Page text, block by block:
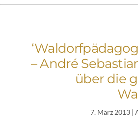
– André
über die
7. März 2013 |